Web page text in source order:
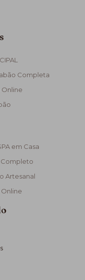
Completa
em Casa
Completo
Artesanal